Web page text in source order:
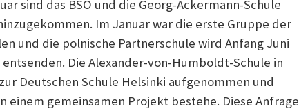
sind das BSO und die Georg-Ackermann-Schule
Im Januar war die erste Gruppe der
und die polnische Partnerschule wird Anfang Juni
Die Alexander-von-Humboldt-Schule in
Deutschen Schule Helsinki aufgenommen und
einem gemeinsamen Projekt bestehe. Diese Anfrage